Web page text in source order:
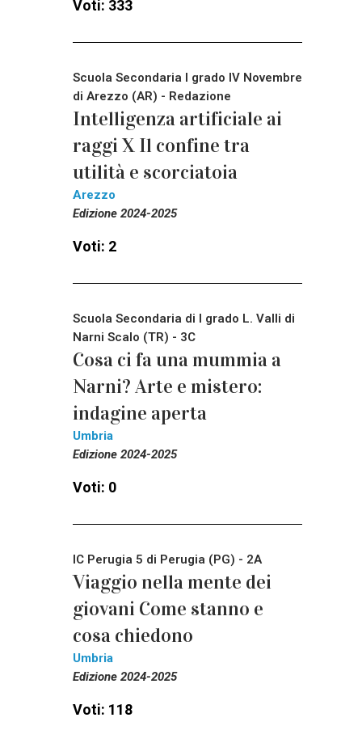
Voti: 333
Scuola Secondaria I grado IV Novembre
di Arezzo (AR) - Redazione
Intelligenza artificiale ai
raggi X Il confine tra
utilità e scorciatoia
Arezzo
Edizione 2024-2025
Voti: 2
Scuola Secondaria di I grado L. Valli di
Narni Scalo (TR) - 3C
Cosa ci fa una mummia a
Narni? Arte e mistero:
indagine aperta
Umbria
Edizione 2024-2025
Voti: 0
IC Perugia 5 di Perugia (PG) - 2A
Viaggio nella mente dei
giovani Come stanno e
cosa chiedono
Umbria
Edizione 2024-2025
Voti: 118